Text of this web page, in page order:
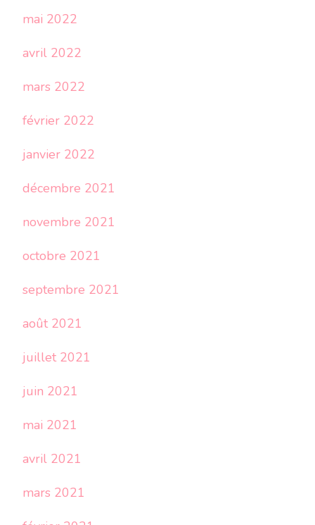
mai 2022
avril 2022
mars 2022
février 2022
janvier 2022
décembre 2021
novembre 2021
octobre 2021
septembre 2021
août 2021
juillet 2021
juin 2021
mai 2021
avril 2021
mars 2021